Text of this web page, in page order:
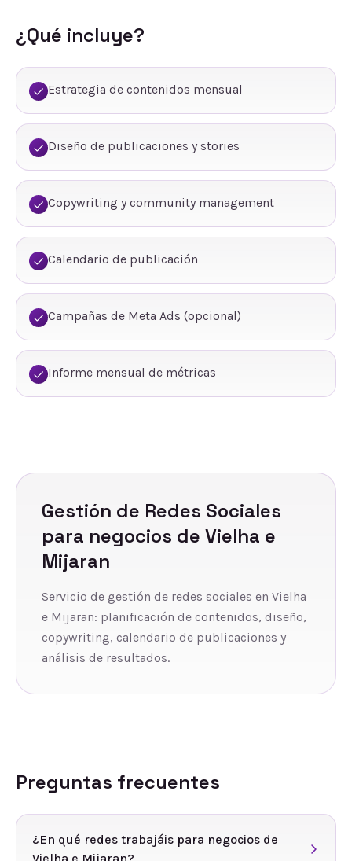
¿Qué incluye?
Estrategia de contenidos mensual
Diseño de publicaciones y stories
Copywriting y community management
Calendario de publicación
Campañas de Meta Ads (opcional)
Informe mensual de métricas
Gestión de Redes Sociales
para negocios de Vielha e
Mijaran
Servicio de gestión de redes sociales en Vielha
e Mijaran: planificación de contenidos, diseño,
copywriting, calendario de publicaciones y
análisis de resultados.
Preguntas frecuentes
¿En qué redes trabajáis para negocios de